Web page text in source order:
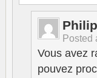
Posted
Vous avez
pouvez